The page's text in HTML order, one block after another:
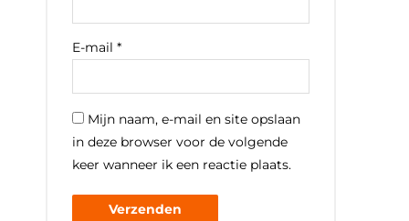
E-mail*
Mijn naam, e-mail en site opslaan
in deze browser voor de volgende
keer wanneer ik een reactie plaats.